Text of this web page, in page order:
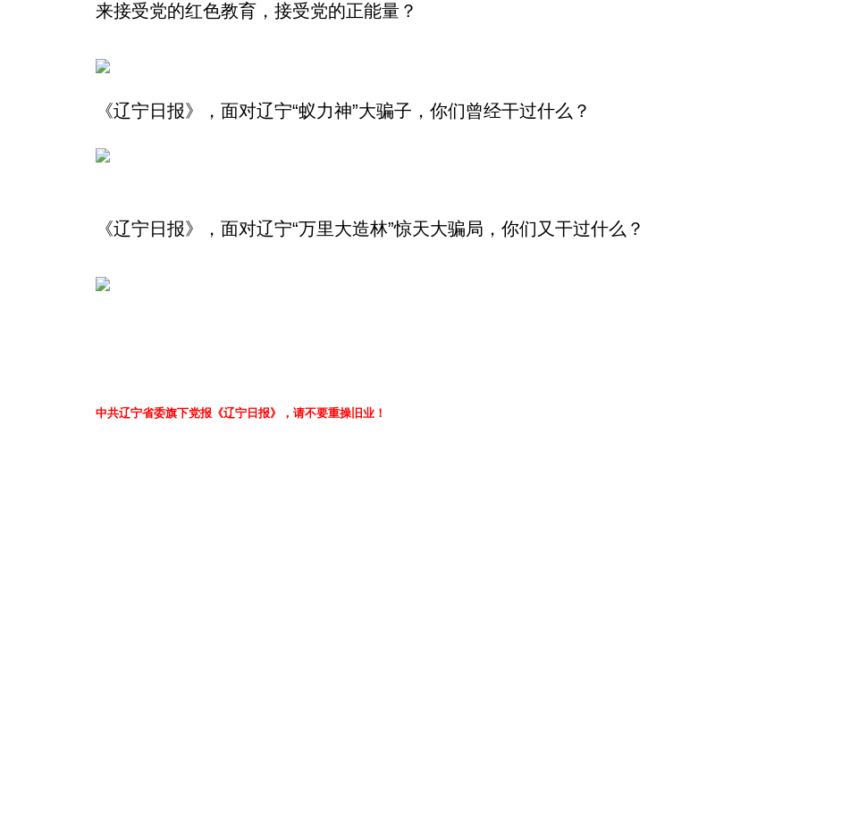
来接受党的红色教育，接受党的正能量？
《辽宁日报》，面对辽宁“蚁力神”大骗子，你们曾经干过什么？
《辽宁日报》，面对辽宁“万里大造林”惊天大骗局，你们又干过什么？
中共辽宁省委旗下党报《辽宁日报》，请不要重操旧业！